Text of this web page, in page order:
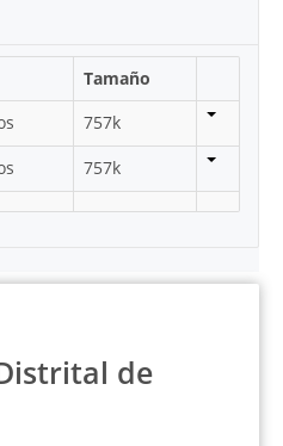
Tamaño
757k
757k
de